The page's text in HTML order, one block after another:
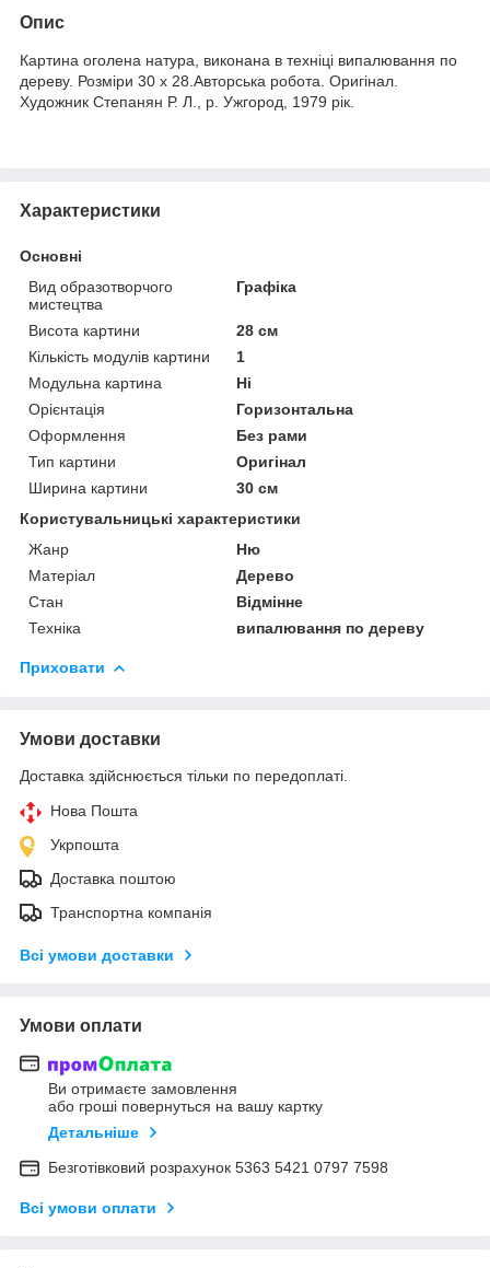
Опис
Картина оголена натура, виконана в техніці випалювання по
дереву. Розміри 30 х 28.Авторська робота. Оригінал.
Художник Степанян Р. Л., р. Ужгород, 1979 рік.
Характеристики
Основні
Вид образотворчого
мистецтва
Графіка
Висота картини
28 см
Кількість модулів картини
1
Модульна картина
Ні
Орієнтація
Горизонтальна
Оформлення
Без рами
Тип картини
Оригінал
Ширина картини
30 см
Користувальницькі характеристики
Жанр
Ню
Матеріал
Дерево
Стан
Відмінне
Техніка
випалювання по дереву
Приховати
Умови доставки
Доставка здійснюється тільки по передоплаті.
Нова Пошта
Укрпошта
Доставка поштою
Транспортна компанія
Всі умови доставки
Умови оплати
Ви отримаєте замовлення
або гроші повернуться на вашу картку
Детальніше
Безготівковий розрахунок 5363 5421 0797 7598
Всі умови оплати